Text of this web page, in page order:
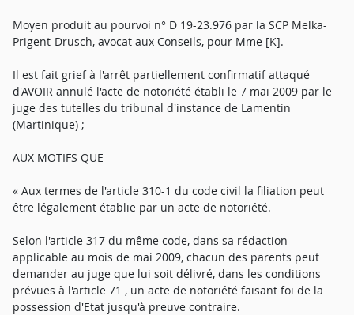
Moyen produit au pourvoi n° D 19-23.976 par la SCP Melka-
Prigent-Drusch, avocat aux Conseils, pour Mme [K].
Il est fait grief à l'arrêt partiellement confirmatif attaqué
d'AVOIR annulé l'acte de notoriété établi le 7 mai 2009 par le
juge des tutelles du tribunal d'instance de Lamentin
(Martinique) ;
AUX MOTIFS QUE
« Aux termes de l'article 310-1 du code civil la filiation peut
être légalement établie par un acte de notoriété.
Selon l'article 317 du même code, dans sa rédaction
applicable au mois de mai 2009, chacun des parents peut
demander au juge que lui soit délivré, dans les conditions
prévues à l'article 71 , un acte de notoriété faisant foi de la
possession d'Etat jusqu'à preuve contraire.